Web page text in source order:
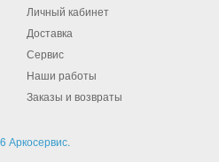
Личный кабинет
Доставка
Сервис
Наши работы
Заказы и возвраты
Аркосервис.